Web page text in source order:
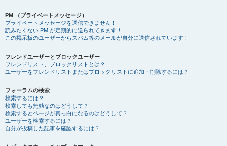
PM （プライベートメッセージ）
プライベートメッセージを送信できません！
読みたくない PM が定期的に送られてきます！
この掲示板のユーザーからスパム等のメールが自分に送信されています！
フレンドユーザーとブロックユーザー
フレンドリスト、ブロックリストとは？
ユーザーをフレンドリストまたはブロックリストに追加・削除するには？
フォーラムの検索
検索するには？
検索しても無効なのはどうして？
検索するとページが真っ白になるのはどうして？
ユーザーを検索するには？
自分が投稿した記事を確認するには？